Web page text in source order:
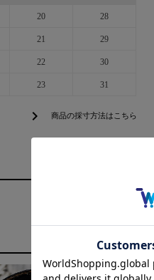
20 28
21 29
22 30
23 31
chevron_right 商品の採寸方法はこちら